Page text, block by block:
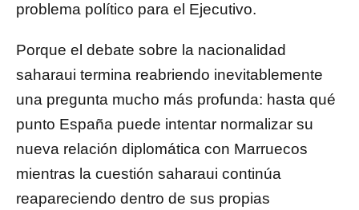
problema político para el Ejecutivo.
Porque el debate sobre la nacionalidad
saharaui termina reabriendo inevitablemente
una pregunta mucho más profunda: hasta qué
punto España puede intentar normalizar su
nueva relación diplomática con Marruecos
mientras la cuestión saharaui continúa
reapareciendo dentro de sus propias